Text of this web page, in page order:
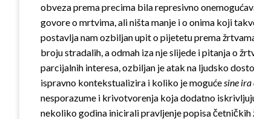
obveza prema precima bila represivno
govore o mrtvima, ali ništa manje i o onima koji
postavlja nam ozbiljan upit o pijetetu prema
broju stradalih, a odmah iza nje slijede i pitanja o
parcijalnih interesa, ozbiljan je atak na ljudsko
ispravno kontekstualizira i koliko je mogućesine ira
nesporazume i krivotvorenja koja dodatno
nekoliko godina inicirali pravljenje popisa